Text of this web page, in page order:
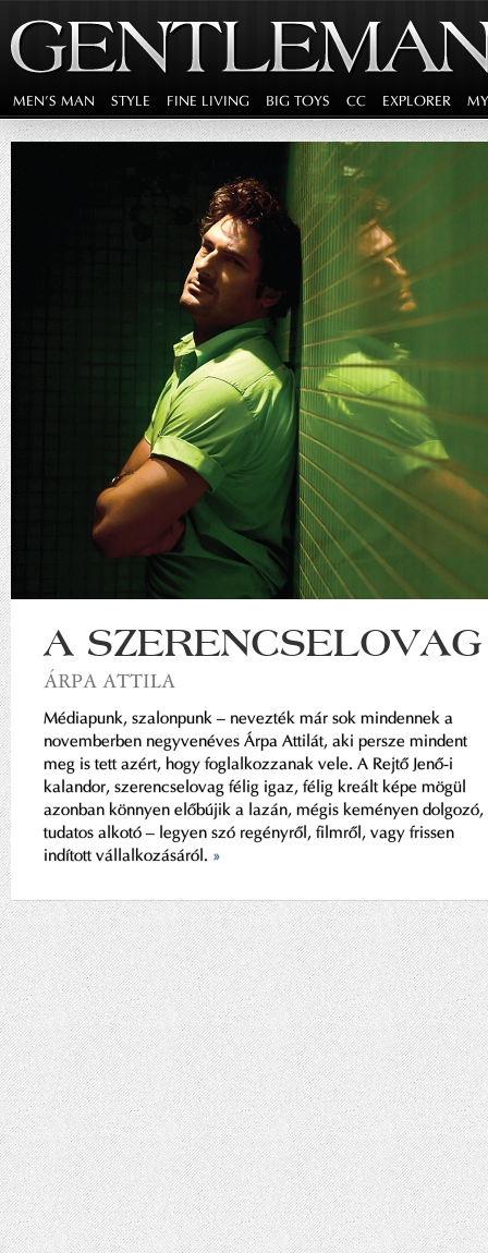
MEN'S MAN STYLE FINE LIVING BIG TOYS CC EXPLORER
A SZERENCSELOVAG
ÁRPA ATTILA
Médiapunk, szalonpunk – nevezték már sok mindennek a
novemberben negyvenéves Árpa Attilát, aki persze mindent
meg is tett azért, hogy foglalkozzanak vele. A Rejtő Jenő-i
kalandor, szerencselovag félig igaz, félig kreált képe mögül
azonban könnyen előbújik a lazán, mégis keményen dolgozó,
tudatos alkotó – legyen szó regényről, filmről, vagy frissen
indított vállalkozásáról. »